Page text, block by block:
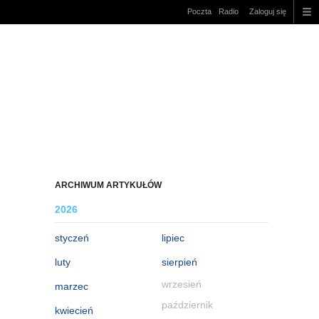
Poczta Radio Zaloguj się
ARCHIWUM ARTYKUŁÓW
2026
styczeń
luty
marzec
kwiecień
lipiec
sierpień
wrzesień
październik